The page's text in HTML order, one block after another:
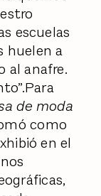
escuelas
huelen a
al anafre.
de moda
como
en el